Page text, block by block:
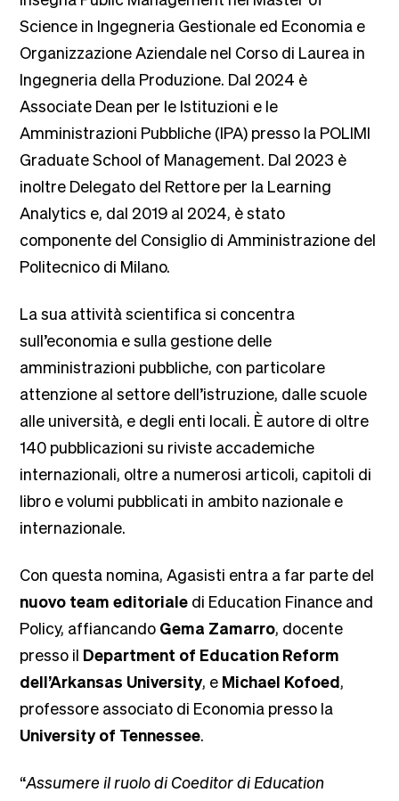
Science in Ingegneria Gestionale ed Economia e
Organizzazione Aziendale nel Corso di Laurea in
Ingegneria della Produzione. Dal 2024 è
Associate Dean per le Istituzioni e le
Amministrazioni Pubbliche (IPA) presso la POLIMI
Graduate School of Management. Dal 2023 è
inoltre Delegato del Rettore per la Learning
Analytics e, dal 2019 al 2024, è stato
componente del Consiglio di Amministrazione del
Politecnico di Milano.
La sua attività scientifica si concentra
sull’economia e sulla gestione delle
amministrazioni pubbliche, con particolare
attenzione al settore dell’istruzione, dalle scuole
alle università, e degli enti locali. È autore di oltre
140 pubblicazioni su riviste accademiche
internazionali, oltre a numerosi articoli, capitoli di
libro e volumi pubblicati in ambito nazionale e
internazionale.
Con questa nomina, Agasisti entra a far parte del
nuovo team editoriale di Education Finance and
Policy, affiancando Gema Zamarro, docente
presso il Department of Education Reform
dell’Arkansas University, e Michael Kofoed,
professore associato di Economia presso la
University of Tennessee.
“Assumere il ruolo di Coeditor di Education